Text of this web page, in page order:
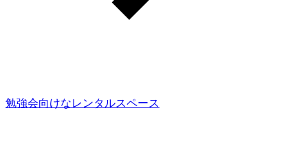
勉強会向けなレンタルスペース